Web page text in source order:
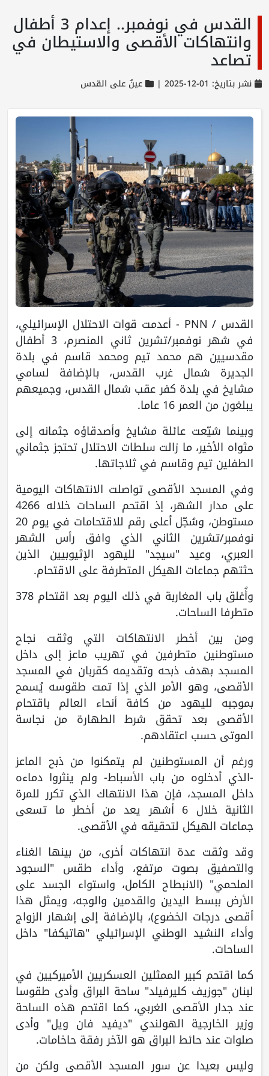
القدس في نوفمبر.. إعدام 3 أطفال
وانتهاكات الأقصى والاستيطان في
تصاعد
نشر بتاريخ: 01-12-2025 | عينٌ على القدس
القدس / PNN - أعدمت قوات الاحتلال الإسرائيلي،
في شهر نوفمبر/تشرين ثاني المنصرم، 3 أطفال
مقدسيين هم محمد تيم ومحمد قاسم في بلدة
الجديرة شمال غرب القدس، بالإضافة لسامي
مشايخ في بلدة كفر عقب شمال القدس، وجميعهم
يبلغون من العمر 16 عاما.
وبينما شيّعت عائلة مشايخ وأصدقاؤه جثمانه إلى
مثواه الأخير، ما زالت سلطات الاحتلال تحتجز جثماني
الطفلين تيم وقاسم في ثلاجاتها.
وفي المسجد الأقصى تواصلت الانتهاكات اليومية
على مدار الشهر، إذ اقتحم الساحات خلاله 4266
مستوطن، وسُجّل أعلى رقم للاقتحامات في يوم 20
نوفمبر/تشرين الثاني الذي وافق رأس الشهر
العبري، وعيد "سيجد" لليهود الإثيوبيين الذين
حثتهم جماعات الهيكل المتطرفة على الاقتحام.
وأُغلق باب المغاربة في ذلك اليوم بعد اقتحام 378
متطرفا الساحات.
ومن بين أخطر الانتهاكات التي وثقت نجاح
مستوطنين متطرفين في تهريب ماعز إلى داخل
المسجد بهدف ذبحه وتقديمه كقربان في المسجد
الأقصى، وهو الأمر الذي إذا تمت طقوسه يُسمح
بموجبه لليهود من كافة أنحاء العالم باقتحام
الأقصى بعد تحقق شرط الطهارة من نجاسة
الموتى حسب اعتقادهم.
ورغم أن المستوطنين لم يتمكنوا من ذبح الماعز
-الذي أدخلوه من باب الأسباط- ولم ينثروا دماءه
داخل المسجد، فإن هذا الانتهاك الذي تكرر للمرة
الثانية خلال 6 أشهر يعد من أخطر ما تسعى
جماعات الهيكل لتحقيقه في الأقصى.
وقد وثقت عدة انتهاكات أخرى، من بينها الغناء
والتصفيق بصوت مرتفع، وأداء طقس "السجود
الملحمي" (الانبطاح الكامل، واستواء الجسد على
الأرض ببسط اليدين والقدمين والوجه، ويمثل هذا
أقصى درجات الخضوع)، بالإضافة إلى إشهار الزواج
وأداء النشيد الوطني الإسرائيلي "هاتيكفا" داخل
الساحات.
كما اقتحم كبير الممثلين العسكريين الأميركيين في
لبنان "جوزيف كليرفيلد" ساحة البراق وأدى طقوسا
عند جدار الأقصى الغربي، كما اقتحم هذه الساحة
وزير الخارجية الهولندي "ديفيد فان ويل" وأدى
صلوات عند حائط البراق هو الآخر رفقة حاخامات.
وليس بعيدا عن سور المسجد الأقصى ولكن من